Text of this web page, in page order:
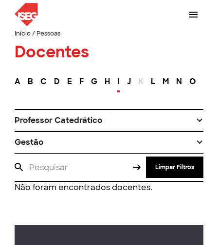
Início/ Pessoas
Docentes
A B C D E F G H I J K L M N O
Professor Catedrático
Gestão
Limpar Filtros
Não foram encontrados docentes.